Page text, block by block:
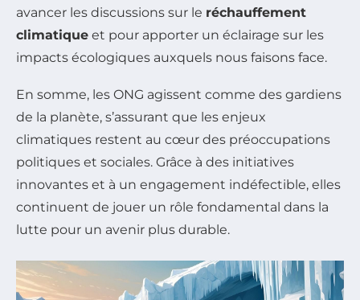
avancer les discussions sur le réchauffement
climatique et pour apporter un éclairage sur les
impacts écologiques auxquels nous faisons face.
En somme, les ONG agissent comme des gardiens
de la planète, s’assurant que les enjeux
climatiques restent au cœur des préoccupations
politiques et sociales. Grâce à des initiatives
innovantes et à un engagement indéfectible, elles
continuent de jouer un rôle fondamental dans la
lutte pour un avenir plus durable.